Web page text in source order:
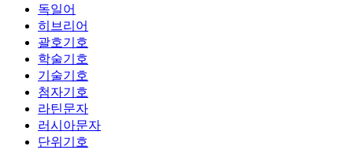
독일어
히브리어
괄호기호
학술기호
기술기호
첨자기호
라틴문자
러시아문자
단위기호